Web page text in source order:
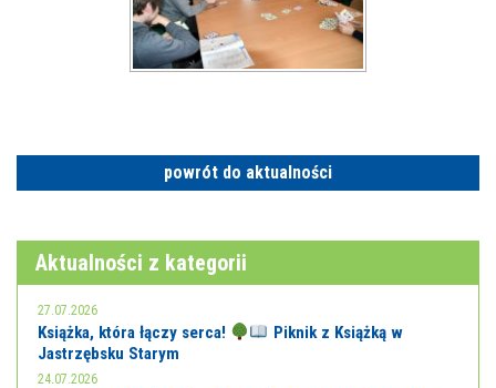
powrót do aktualności
Aktualności z kategorii
27.07.2026
Książka, która łączy serca!
Piknik z Książką w
Jastrzębsku Starym
24.07.2026